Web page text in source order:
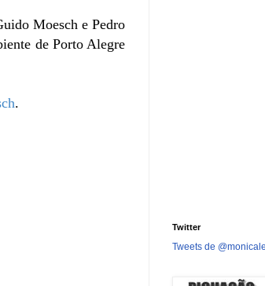
Moesch e Pedro
de Porto Alegre
.
Twitter
Tweets de